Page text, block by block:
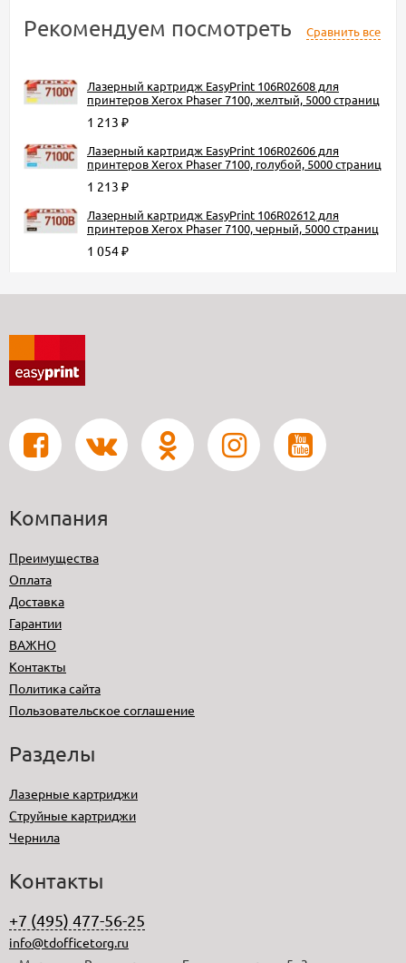
Рекомендуем посмотреть Сравнить все
Лазерный картридж EasyPrint 106R02608 для
принтеров Xerox Phaser 7100, желтый, 5000 страниц
1 213
Лазерный картридж EasyPrint 106R02606 для
принтеров Xerox Phaser 7100, голубой, 5000 страниц
1 213
Лазерный картридж EasyPrint 106R02612 для
принтеров Xerox Phaser 7100, черный, 5000 страниц
1 054
Компания
Преимущества
Оплата
Доставка
Гарантии
ВАЖНО
Контакты
Политика сайта
Пользовательское соглашение
Разделы
Лазерные картриджи
Струйные картриджи
Чернила
Контакты
+7 (495) 477-56-25
info@tdofficetorg.ru